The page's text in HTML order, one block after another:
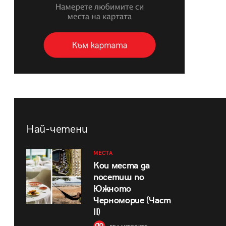
Най-четени
МЕСТА
Кои места да
посетиш по
Южното
Черноморие (Част
II)